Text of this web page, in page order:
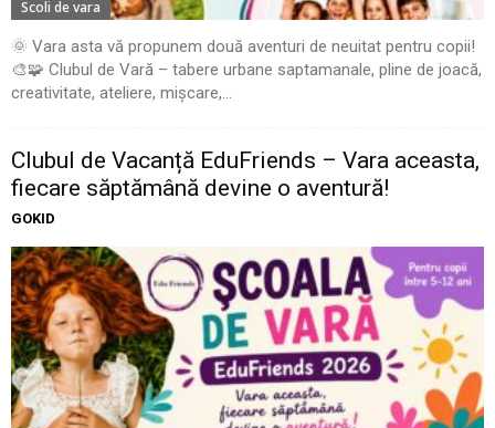
Scoli de vara
🌞 Vara asta vă propunem două aventuri de neuitat pentru copii!
🎨🧩 Clubul de Vară – tabere urbane saptamanale, pline de joacă,
creativitate, ateliere, mișcare,...
Clubul de Vacanță EduFriends – Vara aceasta,
fiecare săptămână devine o aventură!
GOKID